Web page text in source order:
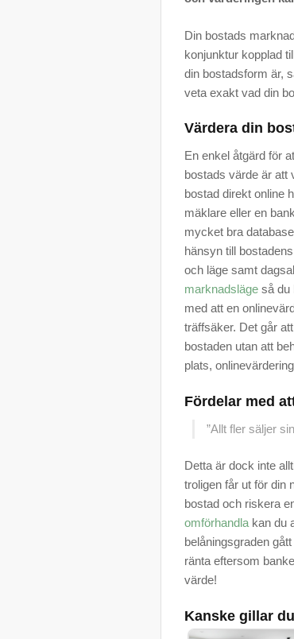
Din bostads
konjunktur kopplad
din bostadsform är,
veta exakt vad din
Värdera din
En enkel åtgärd för
bostads värde är att
bostad direkt online
mäklare eller en
mycket bra
hänsyn till
och läge samt
marknadsläge så du
med att en
träffsäker. Det går
bostaden utan att
plats,
Fördelar med
”Allt fler säljer
Detta är dock inte
troligen får ut för din
bostad och riskera
omförhandla kan du
belåningsgraden
ränta eftersom
värde!
Kanske gillar